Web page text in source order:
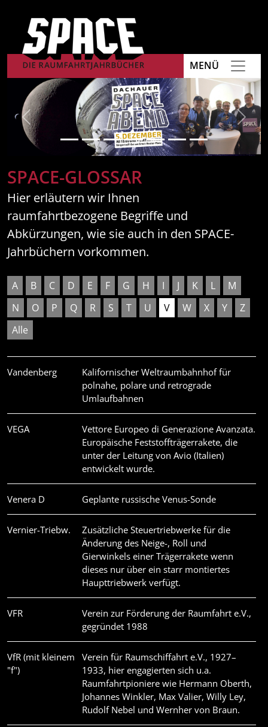
MENÜ
Previous Next
SPACE-GLOSSAR
Hier erläutern wir Ihnen
raumfahrtbezogene Begriffe und
Abkürzungen, wie sie auch in den SPACE-
Jahrbüchern vorkommen.
A B C D E F G H I J K L
M
N
O P Q R S T U V W X Y
Z
Alle
Vandenberg
Kalifornischer Weltraumbahnhof für
polnahe, polare und retrograde
Umlaufbahnen
VEGA
Vettore Europeo di Generazione Avanzata.
Europäische Feststoffträgerrakete, die
unter der Leitung von Avio (Italien)
entwickelt wurde.
Venera D Geplante russische Venus-Sonde
Vernier-Triebw.
Zusätzliche Steuertriebwerke für die
Änderung des Neige-, Roll und
Gierwinkels einer Trägerrakete wenn
dieses nur über ein starr montiertes
Haupttriebwerk verfügt.
VFR
Verein zur Förderung der Raumfahrt e.V.,
gegründet 1988
VfR (mit kleinem
"f")
Verein für Raumschiffahrt e.V., 1927–
1933, hier engagierten sich u.a.
Raumfahrtpioniere wie Hermann Oberth,
Johannes Winkler, Max Valier, Willy Ley,
Rudolf Nebel und Wernher von Braun.